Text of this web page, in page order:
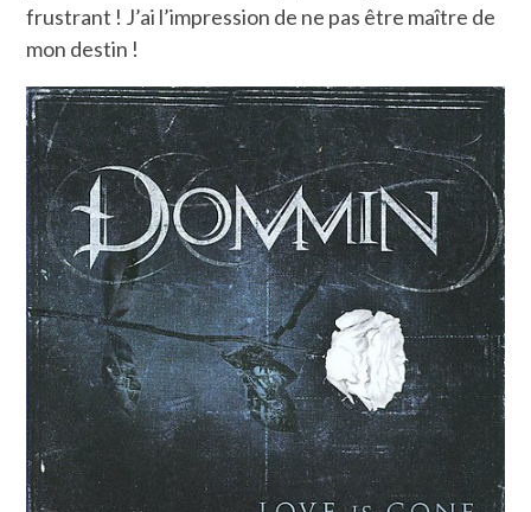
frustrant ! J’ai l’impression de ne pas être maître de
mon destin !